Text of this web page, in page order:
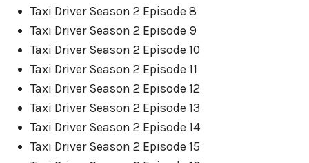
Taxi Driver Season 2 Episode 8
Taxi Driver Season 2 Episode 9
Taxi Driver Season 2 Episode 10
Taxi Driver Season 2 Episode 11
Taxi Driver Season 2 Episode 12
Taxi Driver Season 2 Episode 13
Taxi Driver Season 2 Episode 14
Taxi Driver Season 2 Episode 15